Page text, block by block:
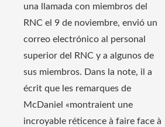
una llamada con miembros del
RNC el 9 de noviembre, envió un
correo electrónico al personal
superior del RNC y a algunos de
sus miembros. Dans la note, il a
écrit que les remarques de
McDaniel «montraient une
incroyable réticence à faire face à